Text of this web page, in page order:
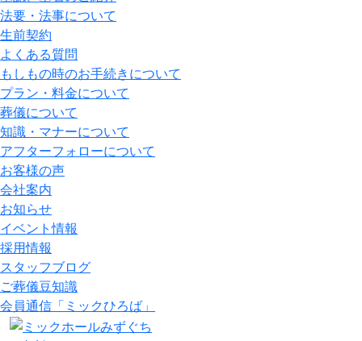
法要・法事について
生前契約
よくある質問
もしもの時のお手続きについて
プラン・料金について
葬儀について
知識・マナーについて
アフターフォローについて
お客様の声
会社案内
お知らせ
イベント情報
採用情報
スタッフブログ
ご葬儀豆知識
会員通信「ミックひろば」